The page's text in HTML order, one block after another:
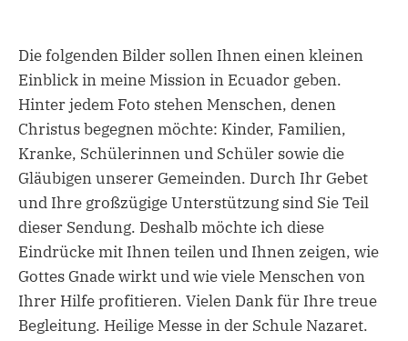
Die folgenden Bilder sollen Ihnen einen kleinen
Einblick in meine Mission in Ecuador geben.
Hinter jedem Foto stehen Menschen, denen
Christus begegnen möchte: Kinder, Familien,
Kranke, Schülerinnen und Schüler sowie die
Gläubigen unserer Gemeinden. Durch Ihr Gebet
und Ihre großzügige Unterstützung sind Sie Teil
dieser Sendung. Deshalb möchte ich diese
Eindrücke mit Ihnen teilen und Ihnen zeigen, wie
Gottes Gnade wirkt und wie viele Menschen von
Ihrer Hilfe profitieren. Vielen Dank für Ihre treue
Begleitung. Heilige Messe in der Schule Nazaret.